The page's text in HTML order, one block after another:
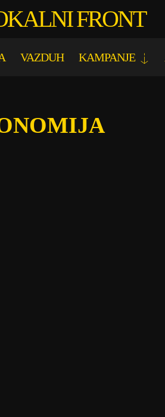
FRONT
VAZDUH KAMPANJE